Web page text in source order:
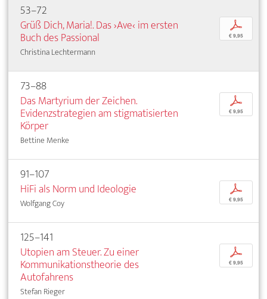
53–72
Grüß Dich, Maria!. Das ›Ave‹ im ersten
Buch des Passional
Christina Lechtermann
p
€ 9,95
73–88
Das Martyrium der Zeichen.
Evidenzstrategien am stigmatisierten
Körper
Bettine Menke
p
€ 9,95
91–107
HiFi als Norm und Ideologie
Wolfgang Coy
p
€ 9,95
125–141
Utopien am Steuer. Zu einer
Kommunikationstheorie des
Autofahrens
Stefan Rieger
p
€ 9,95